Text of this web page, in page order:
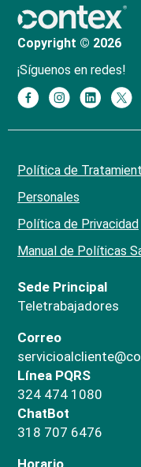
Copyright © 2026
¡Síguenos en redes!
Política de
Personales
Política de Privacidad
Manual de Políticas
Sede Principal
Teletrabajadores
Correo
Línea PQRS
324 474 1080
ChatBot
318 707 6476
Horario